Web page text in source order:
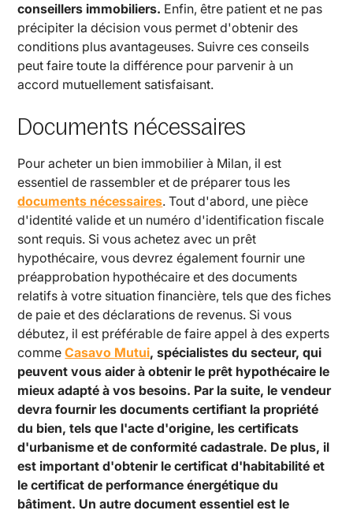
conseillers immobiliers. Enfin, être patient et ne pas
précipiter la décision vous permet d'obtenir des
conditions plus avantageuses. Suivre ces conseils
peut faire toute la différence pour parvenir à un
accord mutuellement satisfaisant.
Documents nécessaires
Pour acheter un bien immobilier à Milan, il est
essentiel de rassembler et de préparer tous les
documents nécessaires. Tout d'abord, une pièce
d'identité valide et un numéro d'identification fiscale
sont requis. Si vous achetez avec un prêt
hypothécaire, vous devrez également fournir une
préapprobation hypothécaire et des documents
relatifs à votre situation financière, tels que des fiches
de paie et des déclarations de revenus. Si vous
débutez, il est préférable de faire appel à des experts
commeCasavo Mutui, spécialistes du secteur, qui
peuvent vous aider à obtenir le prêt hypothécaire le
mieux adapté à vos besoins. Par la suite, le vendeur
devra fournir les documents certifiant la propriété
du bien, tels que l'acte d'origine, les certificats
d'urbanisme et de conformité cadastrale. De plus, il
est important d'obtenir le certificat d'habitabilité et
le certificat de performance énergétique du
bâtiment. Un autre document essentiel est le